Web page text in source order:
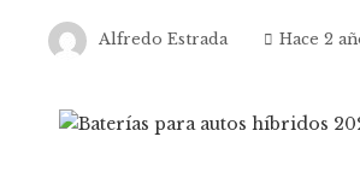
Alfredo Estrada Hace 2